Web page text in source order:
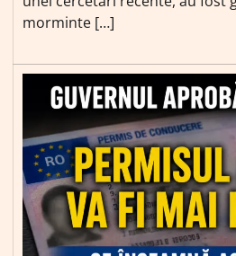
morminte […]